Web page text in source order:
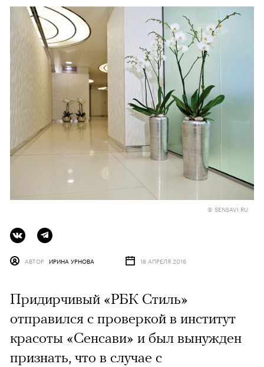
© SENSAVI.RU
АВТОР ИРИНА УРНОВА 18 АПРЕЛЯ 2016
Придирчивый «РБК Стиль»
отправился с проверкой в институт
красоты «Сенсави» и был вынужден
признать, что в случае с